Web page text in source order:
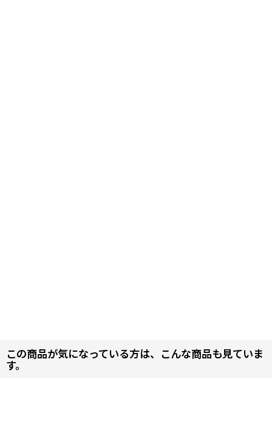
この商品が気になっている方は、こんな商品も見ていま
す。